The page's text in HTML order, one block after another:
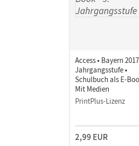
Access • Bayern 2017
Jahrgangsstufe •
Schulbuch als E-
Mit Medien
PrintPlus-Lizenz
2,99 EUR